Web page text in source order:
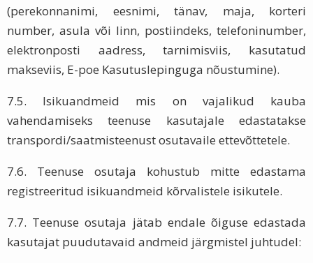
(perekonnanimi, eesnimi, tänav, maja, korteri
number, asula või linn, postiindeks, telefoninumber,
elektronposti aadress, tarnimisviis, kasutatud
makseviis, E-poe Kasutuslepinguga nõustumine).
7.5. Isikuandmeid mis on vajalikud kauba
vahendamiseks teenuse kasutajale edastatakse
transpordi/saatmisteenust osutavaile ettevõttetele.
7.6. Teenuse osutaja kohustub mitte edastama
registreeritud isikuandmeid kõrvalistele isikutele.
7.7. Teenuse osutaja jätab endale õiguse edastada
kasutajat puudutavaid andmeid järgmistel juhtudel: